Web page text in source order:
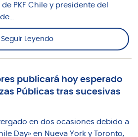
PKF Chile y presidente del
Seguir Leyendo
publicará hoy esperado
Públicas tras sucesivas
en dos ocasiones debido a
Day» en Nueva York y Toronto,